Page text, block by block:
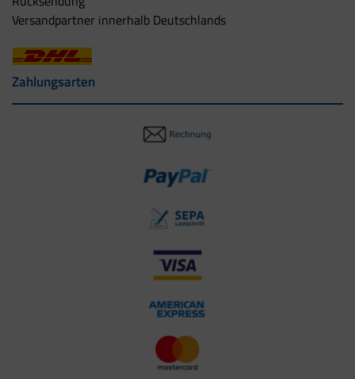
Versandpartner innerhalb Deutschlands
Zahlungsarten